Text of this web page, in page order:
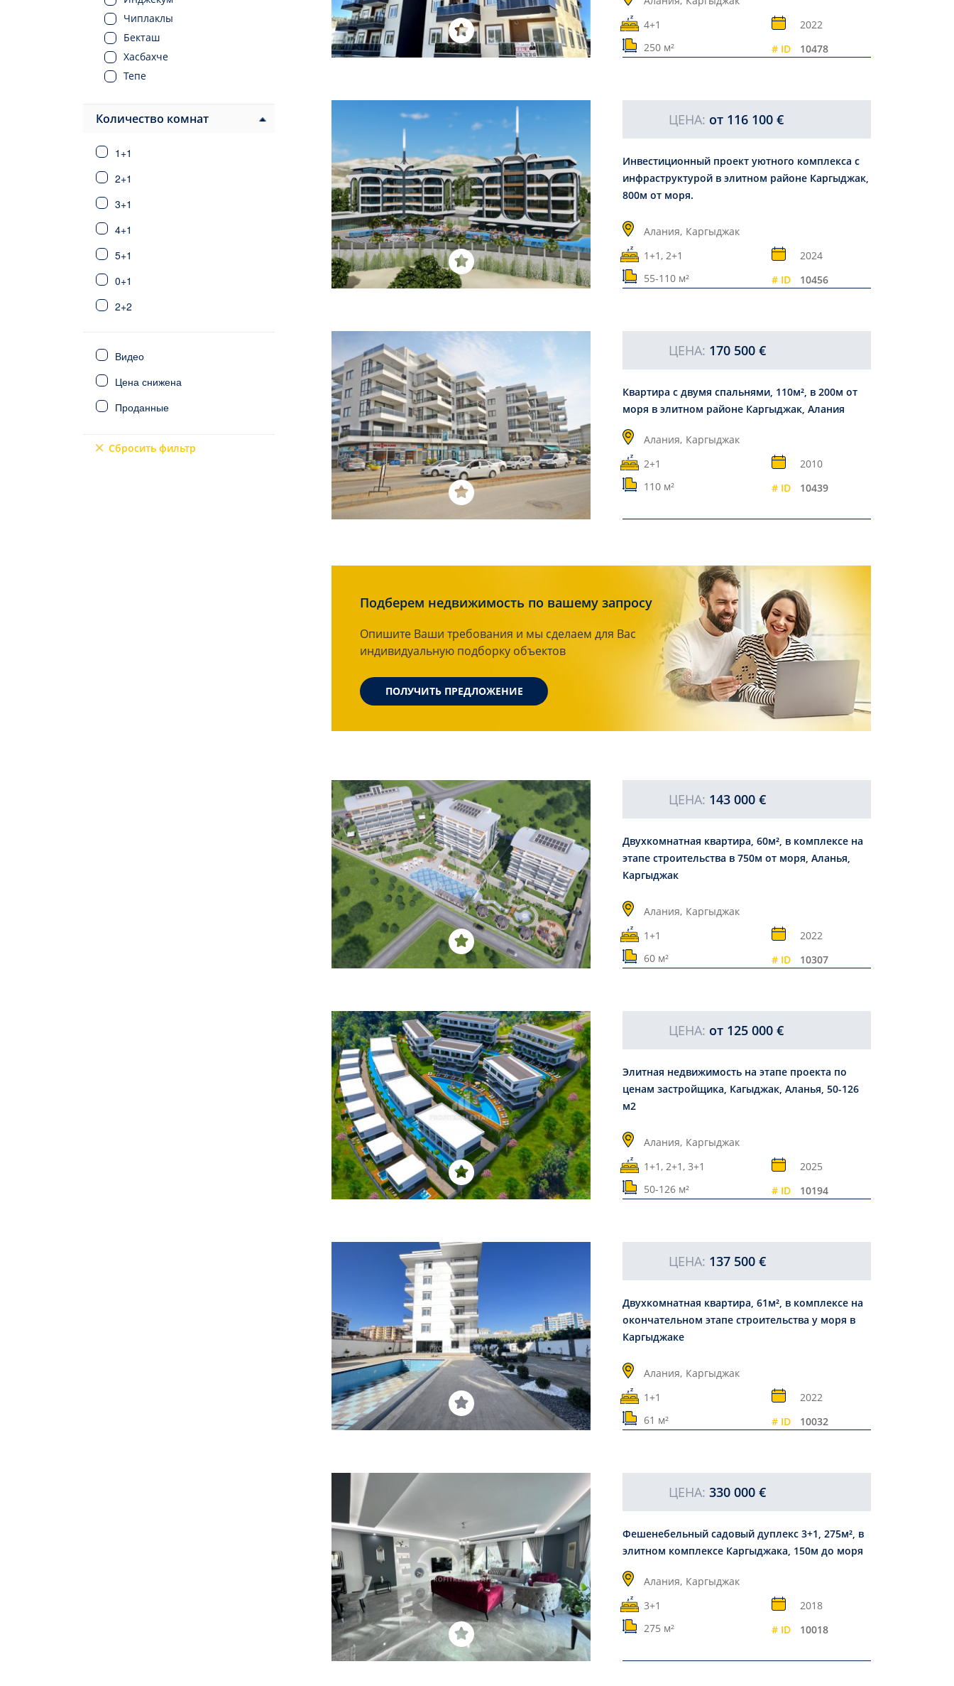
Чиплаклы
Бекташ
Хасбахче
Тепе
Авсаллар
Алания центр
Джикджилли
Кестель
Демирташ
Газипаша
Фетхие
Сиде
Калкан/Каш
Количество комнат
1+1
2+1
3+1
4+1
5+1
0+1
2+2
6+1
4+2
5+2
Видео
Цена снижена
Проданные
Сбросить фильтр
4+1
2022
250 м²
# ID 10478
ЦЕНА: от 116 100 €
Инвестиционный проект уютного комплекса с
инфраструктурой в элитном районе Каргыджак,
800м от моря.
Алания, Каргыджак
1+1, 2+1
2024
55-110 м²
# ID 10456
ЦЕНА: 170 500 €
Квартира с двумя спальнями, 110м², в 200м от
моря в элитном районе Каргыджак, Алания
Алания, Каргыджак
2+1
2010
110 м²
# ID 10439
Подберем недвижимость по вашему запросу
Опишите Ваши требования и мы сделаем для Вас
индивидуальную подборку объектов
ПОЛУЧИТЬ ПРЕДЛОЖЕНИЕ
ЦЕНА: 143 000 €
Двухкомнатная квартира, 60м², в комплексе на
этапе строительства в 750м от моря, Аланья,
Каргыджак
Алания, Каргыджак
1+1
2022
60 м²
# ID 10307
ЦЕНА: от 125 000 €
Элитная недвижимость на этапе проекта по
ценам застройщика, Кагыджак, Аланья, 50-126
м2
Алания, Каргыджак
1+1, 2+1, 3+1
2025
50-126 м²
# ID 10194
ЦЕНА: 137 500 €
Двухкомнатная квартира, 61м², в комплексе на
окончательном этапе строительства у моря в
Каргыджаке
Алания, Каргыджак
1+1
2022
61 м²
# ID 10032
ЦЕНА: 330 000 €
Фешенебельный садовый дуплекс 3+1, 275м², в
элитном комплексе Каргыджака, 150м до моря
Алания, Каргыджак
3+1
2018
275 м²
# ID 10018